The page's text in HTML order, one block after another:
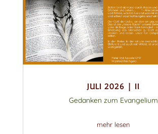
JULI 2026 | II
Gedanken zum Evangelium
mehr lesen